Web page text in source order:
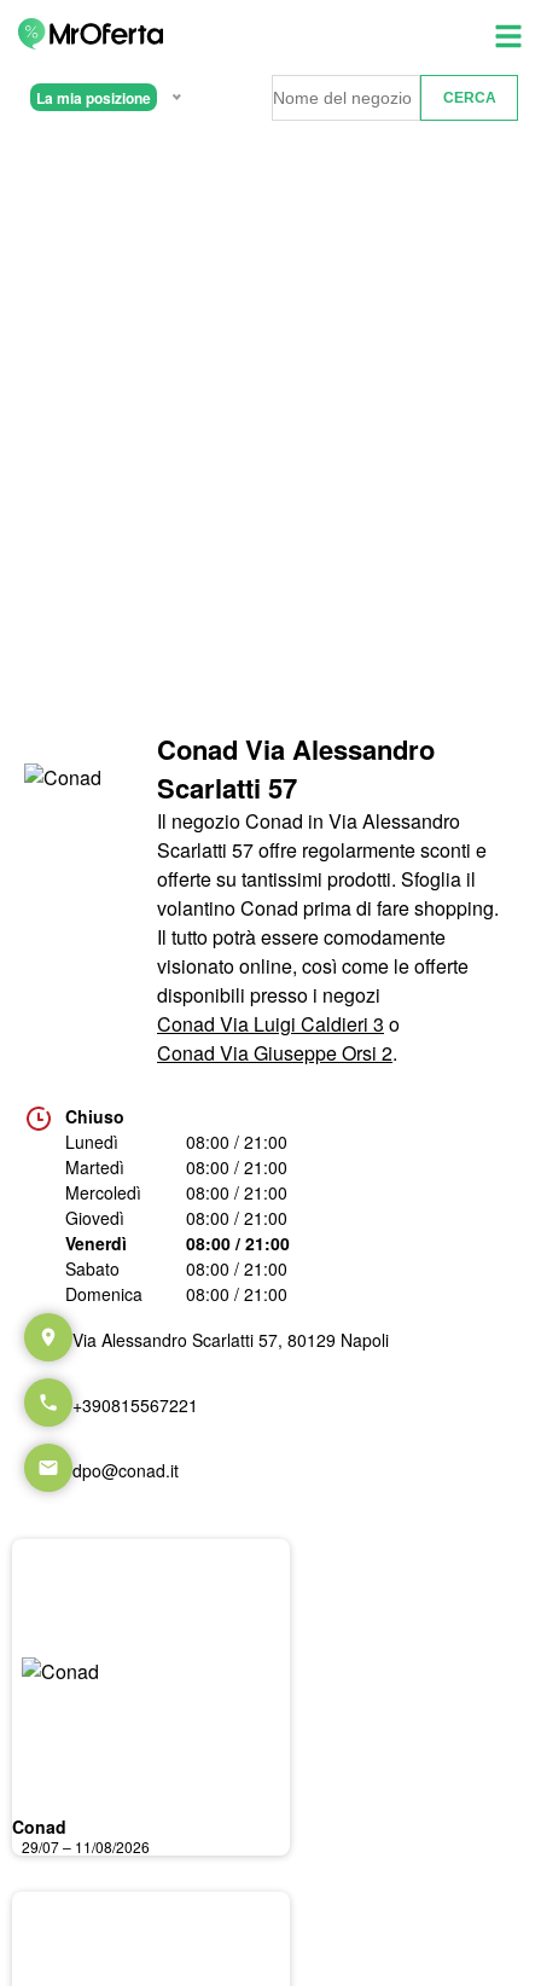
La mia posizione
Conad Via Alessandro
Scarlatti 57
Il negozio Conad in Via Alessandro
Scarlatti 57 offre regolarmente sconti e
offerte su tantissimi prodotti. Sfoglia il
volantino Conad prima di fare shopping.
Il tutto potrà essere comodamente
visionato online, così come le offerte
disponibili presso i negozi
Conad Via Luigi Caldieri 3 o
Conad Via Giuseppe Orsi 2.
Chiuso
Lunedì
08:00 / 21:00
Martedì
08:00 / 21:00
Mercoledì
08:00 / 21:00
Giovedì
08:00 / 21:00
Venerdì
08:00 / 21:00
Sabato
08:00 / 21:00
Domenica
08:00 / 21:00
Via Alessandro Scarlatti 57, 80129 Napoli
+390815567221
dpo@conad.it
Conad
29/07 – 11/08/2026